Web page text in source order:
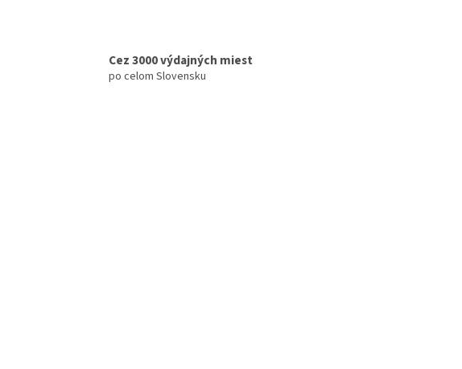
Cez 3000 výdajných miest
po celom Slovensku